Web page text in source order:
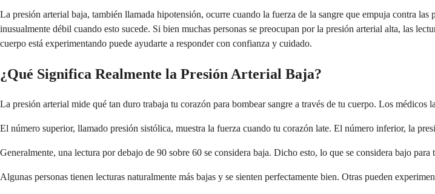
La presión arterial baja, también llamada hipotensión, ocurre cuando la fuerza de la sangre que empuja contra
inusualmente débil cuando esto sucede. Si bien muchas personas se preocupan por la presión arterial alta, las
cuerpo está experimentando puede ayudarte a responder con confianza y cuidado.
¿Qué Significa Realmente la Presión Arterial Baja?
La presión arterial mide qué tan duro trabaja tu corazón para bombear sangre a través de tu cuerpo. Los
El número superior, llamado presión sistólica, muestra la fuerza cuando tu corazón late. El número inferior, la
Generalmente, una lectura por debajo de 90 sobre 60 se considera baja. Dicho esto, lo que se considera bajo
Algunas personas tienen lecturas naturalmente más bajas y se sienten perfectamente bien. Otras pueden